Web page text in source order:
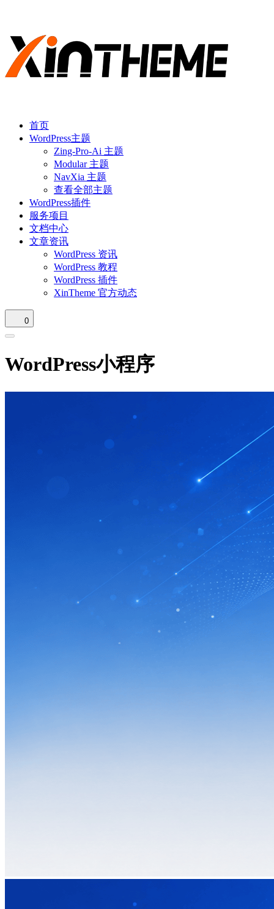
首页
WordPress主题
Zing-Pro-Ai 主题
Modular 主题
NavXia 主题
查看全部主题
WordPress插件
服务项目
文档中心
文章资讯
WordPress 资讯
WordPress 教程
WordPress 插件
XinTheme 官方动态
0
WordPress小程序